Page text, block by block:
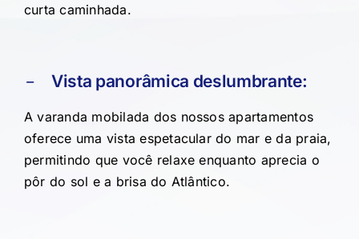
curta caminhada.
Vista panorâmica deslumbrante:
A varanda mobilada dos nossos apartamentos
oferece uma vista espetacular do mar e da praia,
permitindo que você relaxe enquanto aprecia o
pôr do sol e a brisa do Atlântico.